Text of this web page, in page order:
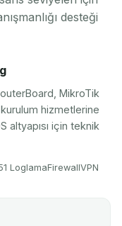
desteği
MikroTik
hizmetlerine
altyapısı için teknik
LoglamaFirewallVPN